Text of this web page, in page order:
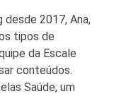
desde 2017, Ana,
tipos de
da Escale
conteúdos.
Saúde, um